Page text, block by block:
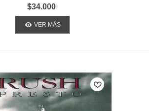
$34.000
VER MÁS